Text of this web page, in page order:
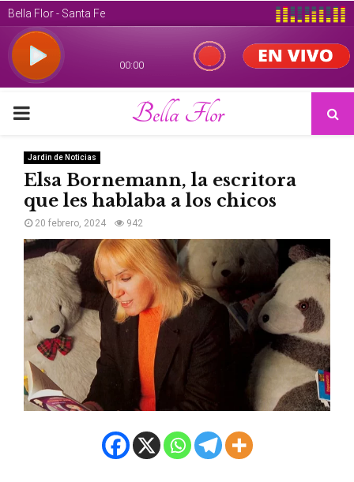
PRIMARY
MENU
Bella Flor
Jardin de Noticias
Elsa Bornemann, la escritora
que les hablaba a los chicos
20 febrero, 2024 942